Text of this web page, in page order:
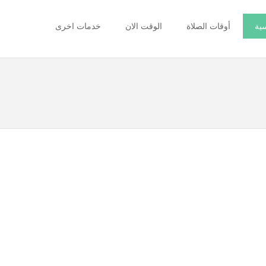
أوقات الصلاة الوقت الان خدمات اخرى